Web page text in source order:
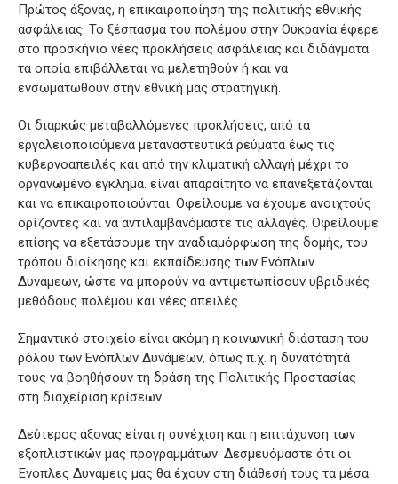
Πρώτος άξονας, η επικαιροποίηση της πολιτικής εθνικής
ασφάλειας. Το ξέσπασμα του πολέμου στην Ουκρανία έφερε
στο προσκήνιο νέες προκλήσεις ασφάλειας και διδάγματα
τα οποία επιβάλλεται να μελετηθούν ή και να
ενσωματωθούν στην εθνική μας στρατηγική.
Οι διαρκώς μεταβαλλόμενες προκλήσεις, από τα
εργαλειοποιούμενα μεταναστευτικά ρεύματα έως τις
κυβερνοαπειλές και από την κλιματική αλλαγή μέχρι το
οργανωμένο έγκλημα. είναι απαραίτητο να επανεξετάζονται
και να επικαιροποιούνται. Οφείλουμε να έχουμε ανοιχτούς
ορίζοντες και να αντιλαμβανόμαστε τις αλλαγές. Οφείλουμε
επίσης να εξετάσουμε την αναδιαμόρφωση της δομής, του
τρόπου διοίκησης και εκπαίδευσης των Ενόπλων
Δυνάμεων, ώστε να μπορούν να αντιμετωπίσουν υβριδικές
μεθόδους πολέμου και νέες απειλές.
Σημαντικό στοιχείο είναι ακόμη η κοινωνική διάσταση του
ρόλου των Ενόπλων Δυνάμεων, όπως π.χ. η δυνατότητά
τους να βοηθήσουν τη δράση της Πολιτικής Προστασίας
στη διαχείριση κρίσεων.
Δεύτερος άξονας είναι η συνέχιση και η επιτάχυνση των
εξοπλιστικών μας προγραμμάτων. Δεσμευόμαστε ότι οι
Ένοπλες Δυνάμεις μας θα έχουν στη διάθεσή τους τα μέσα